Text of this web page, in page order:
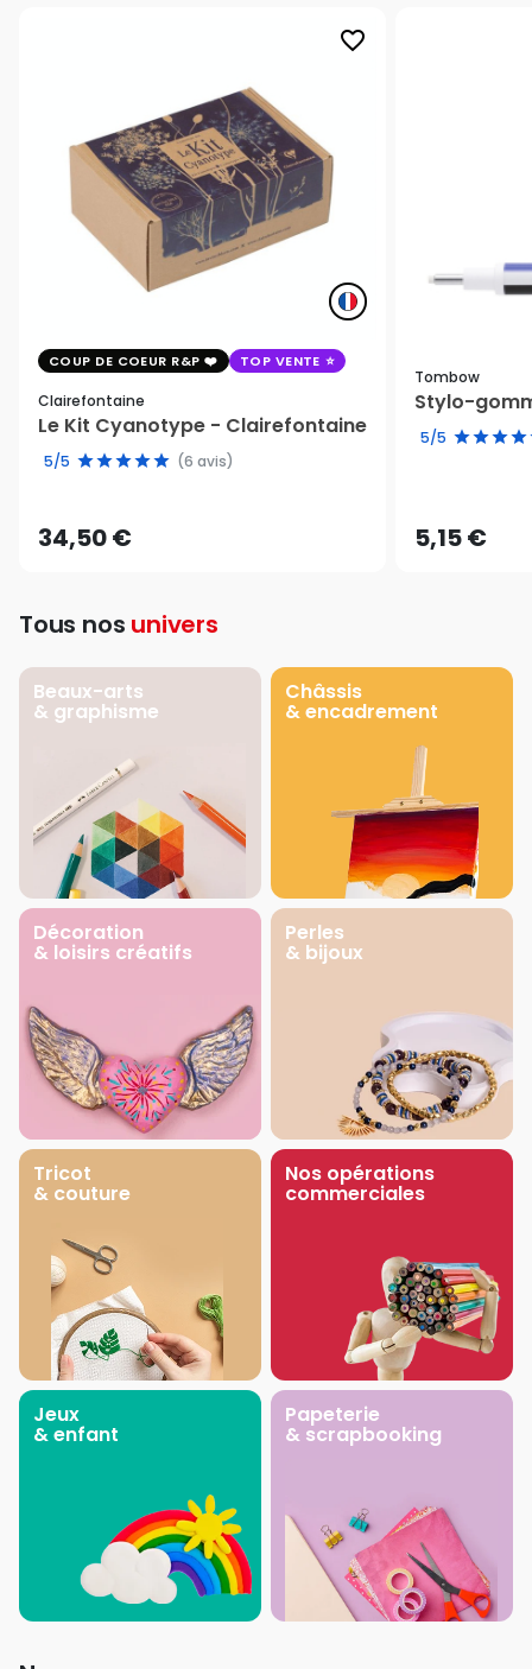
favorite_border
COUP DE COEUR R&P TOP VENTE
Clairefontaine
Le Kit Cyanotype - Clairefontaine
5/5 (6 avis)
34,50 €
Tombow
Stylo-
5/5
5,15 €
Tous nos univers
Beaux-arts
& graphisme
Châssis
& encadrement
Décoration
& loisirs créatifs
Perles
& bijoux
Tricot
& couture
Nos opérations
commerciales
Jeux
& enfant
Papeterie
& scrapbooking